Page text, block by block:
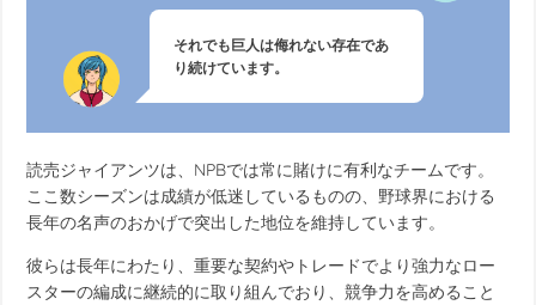
それでも巨人は侮れない存在であ
り続けています。
読売ジャイアンツは、NPBでは常に賭けに有利なチームです。
ここ数シーズンは成績が低迷しているものの、野球界における
長年の名声のおかげで突出した地位を維持しています。
彼らは長年にわたり、重要な契約やトレードでより強力なロー
スターの編成に継続的に取り組んでおり、競争力を高めること